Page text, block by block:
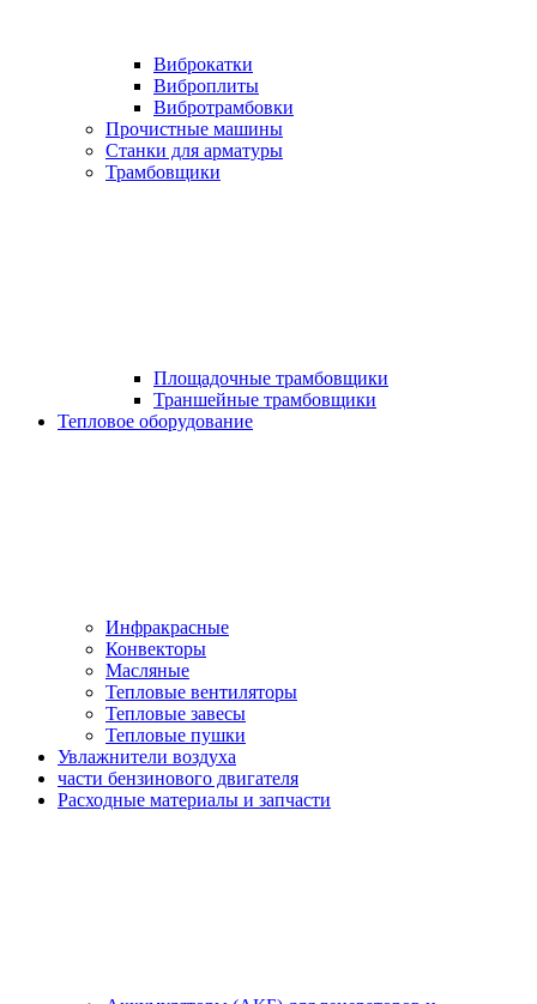
Виброкатки
Виброплиты
Вибротрамбовки
Прочистные машины
Станки для арматуры
Трамбовщики
Площадочные трамбовщики
Траншейные трамбовщики
Тепловое оборудование
Инфракрасные
Конвекторы
Масляные
Тепловые вентиляторы
Тепловые завесы
Тепловые пушки
Увлажнители воздуха
части бензинового двигателя
Расходные материалы и запчасти